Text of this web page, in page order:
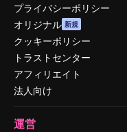
プライバシーポリシー
オリジナル 新規
クッキーポリシー
トラストセンター
アフィリエイト
法人向け
運営